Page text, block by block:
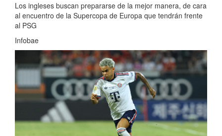
Los ingleses buscan prepararse de la mejor manera, de cara
al encuentro de la Supercopa de Europa que tendrán frente
al PSG
Infobae